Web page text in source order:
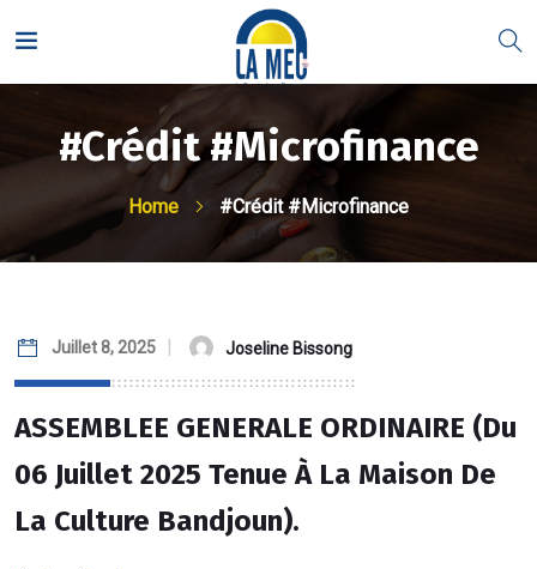
#Crédit #Microfinance
Home #Crédit #Microfinance
Juillet 8, 2025 Joseline Bissong
ASSEMBLEE GENERALE ORDINAIRE (du
06 Juillet 2025 Tenue À La Maison De
La Culture Bandjoun).